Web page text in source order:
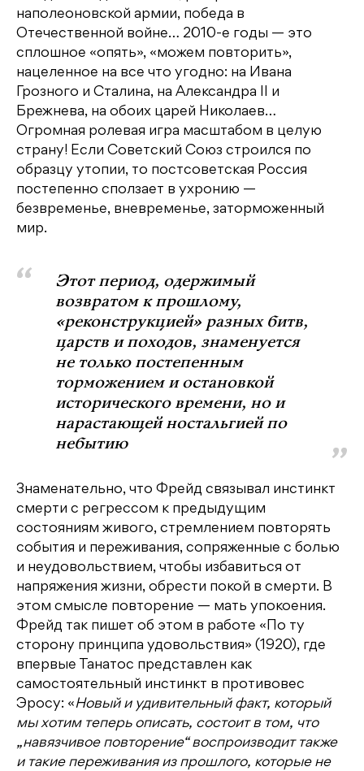
наполеоновской армии, победа в
Отечественной войне… 2010-е годы — это
сплошное «опять», «можем повторить»,
нацеленное на все что угодно: на Ивана
Грозного и Сталина, на Александра II и
Брежнева, на обоих царей Николаев…
Огромная ролевая игра масштабом в целую
страну! Если Советский Союз строился по
образцу утопии, то постсоветская Россия
постепенно сползает в ухронию —
безвременье, вневременье, заторможенный
мир.
Этот период, одержимый
возвратом к прошлому,
«реконструкцией» разных битв,
царств и походов, знаменуется
не только постепенным
торможением и остановкой
исторического времени, но и
нарастающей ностальгией по
небытию
Знаменательно, что Фрейд связывал инстинкт
смерти с регрессом к предыдущим
состояниям живого, стремлением повторять
события и переживания, сопряженные с болью
и неудовольствием, чтобы избавиться от
напряжения жизни, обрести покой в смерти. В
этом смысле повторение — мать упокоения.
Фрейд так пишет об этом в работе «По ту
сторону принципа удовольствия» (1920), где
впервые Танатос представлен как
самостоятельный инстинкт в противовес
Эросу: «Новый и удивительный факт, который
мы хотим теперь описать, состоит в том, что
„навязчивое повторение“ воспроизводит также
и такие переживания из прошлого, которые не